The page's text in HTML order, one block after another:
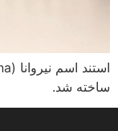
ساخته شد.